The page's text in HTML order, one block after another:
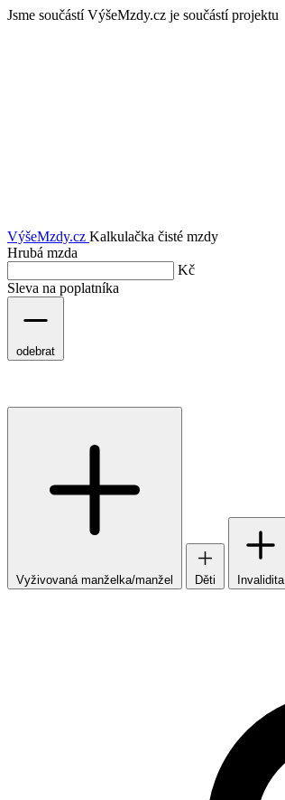
Jsme součástí VýšeMzdy.cz je součástí projektu
VýšeMzdy.cz Kalkulačka čisté mzdy
Hrubá mzda
Kč
Sleva na poplatníka
odebrat
Vyživovaná manželka/manžel Děti Invalidita